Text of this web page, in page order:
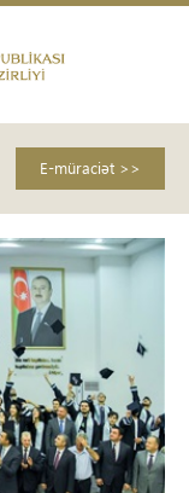
E-müraciət >>